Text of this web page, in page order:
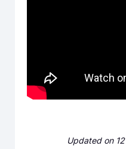
Updated on